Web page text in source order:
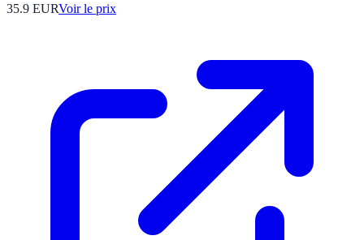
35.9 EURVoir le prix